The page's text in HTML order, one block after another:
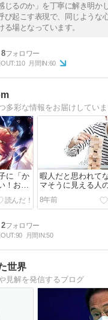
じるのか」を丁寧に解き明か
び起こす表現で、同じような
る場となっています。
8
110 月間IN:60
多彩な情報をお届けしていま
に「か
！お勧
暇人だと思われて
マそうに見える人
つと対処法
8年前
2
90 月間IN:50
世界
見解を発信するブログ